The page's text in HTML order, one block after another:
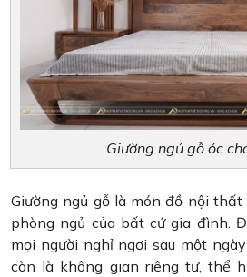
Giường ngủ gỗ óc
Giường ngủ gỗ là món đồ nội
phòng ngủ của bất cứ gia đình.
mọi người nghỉ ngơi sau một
còn là không gian riêng tư, thể